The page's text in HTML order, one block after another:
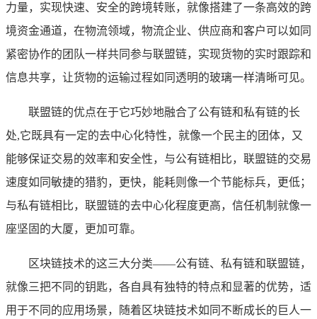
力量，实现快速、安全的跨境转账，就像搭建了一条高效的跨
境资金通道，在物流领域，物流企业、供应商和客户可以如同
紧密协作的团队一样共同参与联盟链，实现货物的实时跟踪和
信息共享，让货物的运输过程如同透明的玻璃一样清晰可见。
联盟链的优点在于它巧妙地融合了公有链和私有链的长
处,它既具有一定的去中心化特性，就像一个民主的团体，又
能够保证交易的效率和安全性，与公有链相比，联盟链的交易
速度如同敏捷的猎豹，更快，能耗则像一个节能标兵，更低；
与私有链相比，联盟链的去中心化程度更高，信任机制就像一
座坚固的大厦，更加可靠。
区块链技术的这三大分类——公有链、私有链和联盟链，
就像三把不同的钥匙，各自具有独特的特点和显著的优势，适
用于不同的应用场景，随着区块链技术如同不断成长的巨人一